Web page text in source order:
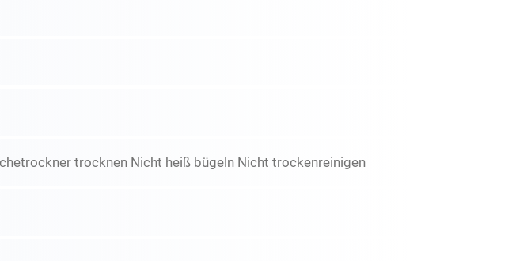
trocknen Nicht heiß bügeln Nicht trockenreinigen